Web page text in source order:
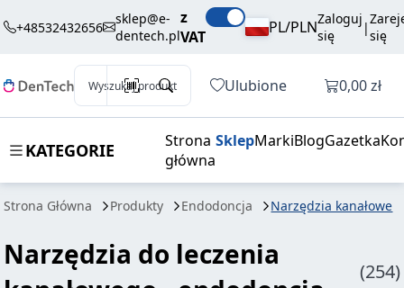
+48532432656
sklep@e-
dentech.pl
z
VAT
PL/PLNZaloguj
się
|się
Wyszukaj produkt Ulubione Otwórz
0,00 zł
KATEGORIE
Strona
główna
SklepMarkiBlogGazetka
Strona Główna Produkty Endodoncja Narzędzia kanałowe
Narzędzia do leczenia
(254)